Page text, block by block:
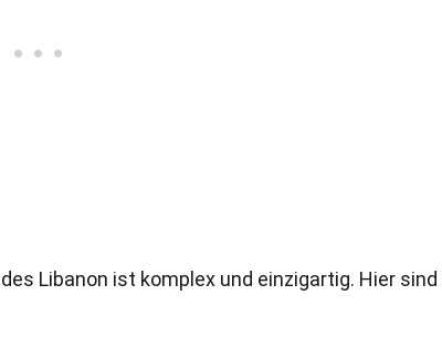
Libanon ist komplex und einzigartig. Hier sind